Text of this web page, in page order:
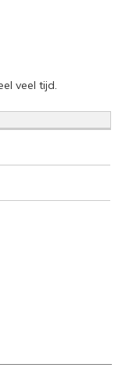
veel tijd.